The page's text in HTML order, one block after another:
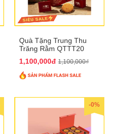
Quà Tặng Trung Thu
Trăng Rằm QTTT20
1,100,000đ 1,100,000₫
-0%